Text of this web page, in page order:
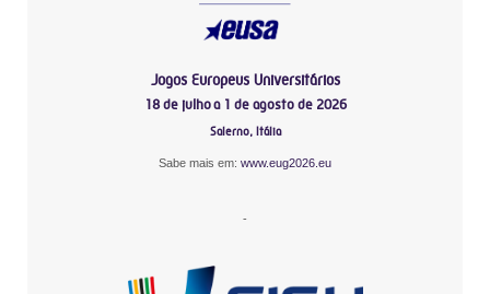
Jogos Europeus Universitários
18 de julho a 1 de agosto de 2026
Salerno, Itália
Sabe mais em: www.eug2026.eu
-